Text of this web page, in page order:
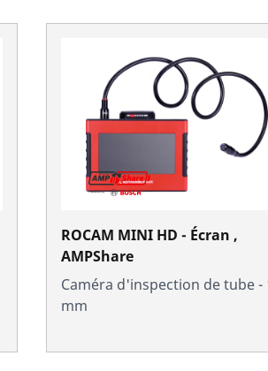
ROCAM MINI HD - Écran ,
AMPShare
Caméra d'inspection de tube -
mm